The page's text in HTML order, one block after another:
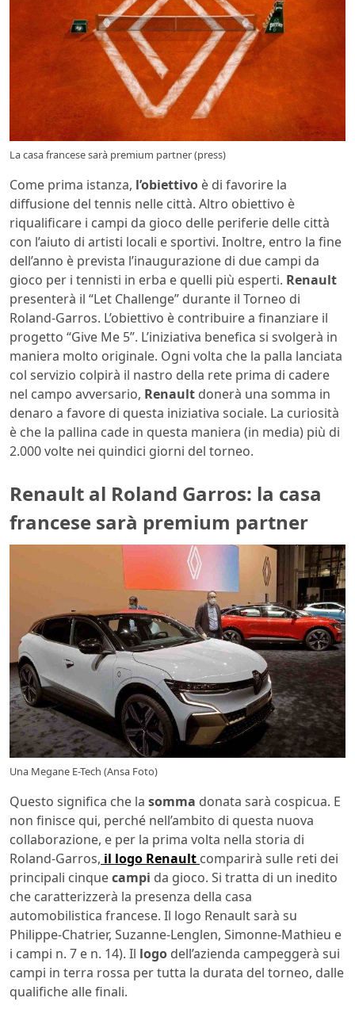
La casa francese sarà premium partner (press)
Come prima istanza, l’obiettivo è di favorire la
diffusione del tennis nelle città. Altro obiettivo è
riqualificare i campi da gioco delle periferie delle città
con l’aiuto di artisti locali e sportivi. Inoltre, entro la fine
dell’anno è prevista l’inaugurazione di due campi da
gioco per i tennisti in erba e quelli più esperti. Renault
presenterà il “Let Challenge” durante il Torneo di
Roland-Garros. L’obiettivo è contribuire a finanziare il
progetto “Give Me 5”. L’iniziativa benefica si svolgerà in
maniera molto originale. Ogni volta che la palla lanciata
col servizio colpirà il nastro della rete prima di cadere
nel campo avversario, Renault donerà una somma in
denaro a favore di questa iniziativa sociale. La curiosità
è che la pallina cade in questa maniera (in media) più di
2.000 volte nei quindici giorni del torneo.
Renault al Roland Garros: la casa
francese sarà premium partner
Una Megane E-Tech (Ansa Foto)
Questo significa che la somma donata sarà cospicua. E
non finisce qui, perché nell’ambito di questa nuova
collaborazione, e per la prima volta nella storia di
Roland-Garros, il logo Renault comparirà sulle reti dei
principali cinquecampi da gioco. Si tratta di un inedito
che caratterizzerà la presenza della casa
automobilistica francese. Il logo Renault sarà su
Philippe-Chatrier, Suzanne-Lenglen, Simonne-Mathieu e
i campi n. 7 e n. 14). Il logo dell’azienda campeggerà sui
campi in terra rossa per tutta la durata del torneo, dalle
qualifiche alle finali.